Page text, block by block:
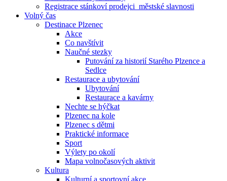
Registrace stánkoví prodejci_městské slavnosti
Volný čas
Destinace Plzenec
Akce
Co navštívit
Naučné stezky
Putování za historií Starého Plzence a
Sedlce
Restaurace a ubytování
Ubytování
Restaurace a kavárny
Nechte se hýčkat
Plzenec na kole
Plzenec s dětmi
Praktické informace
Sport
Výlety po okolí
Mapa volnočasových aktivit
Kultura
Kulturní a sportovní akce